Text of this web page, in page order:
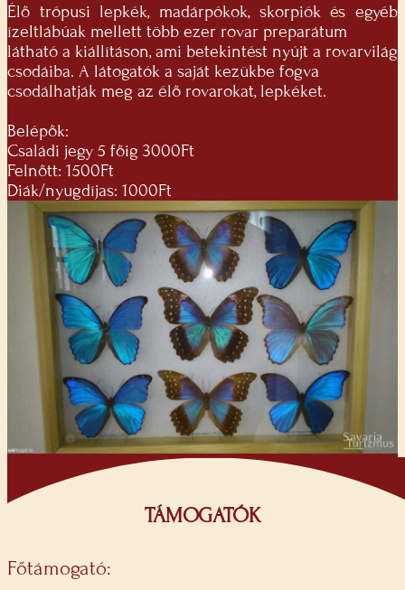
Élő trópusi lepkék, madárpókok, skorpiók és egyéb
ízeltlábúak mellett több ezer rovar preparátum
látható a kiállításon, ami betekintést nyújt a rovarvilág
csodáiba. A látogatók a saját kezükbe fogva
csodálhatják meg az élő rovarokat, lepkéket.
Belépők:
Családi jegy 5 főig 3000Ft
Felnőtt: 1500Ft
Diák/nyugdíjas: 1000Ft
TÁMOGATÓK
Főtámogató: